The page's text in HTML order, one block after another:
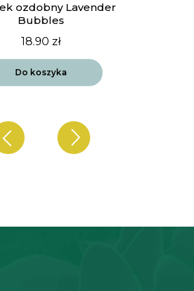
ozdobny Lavender
Bubbles
18.90 zł
Do koszyka